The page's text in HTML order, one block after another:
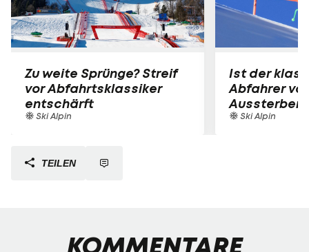
Zu weite Sprünge? Streif
vor Abfahrtsklassiker
entschärft
Ski Alpin
Ist der
Abfahrer
Aussterben
Ski Alpin
TEILEN